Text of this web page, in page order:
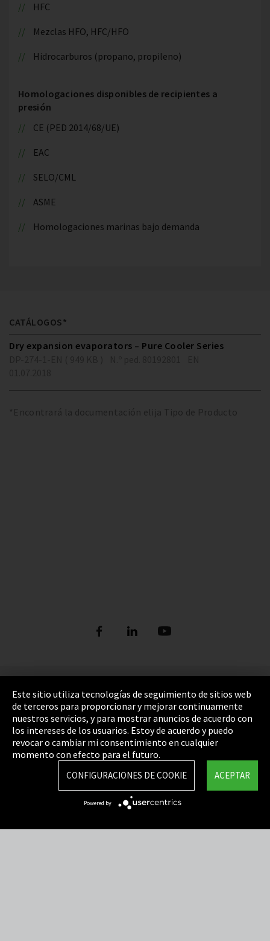
HFC
Mezclas HFO, HFC/HFO
Hidrocarburos (propano, propileno)
Homologaciones disponibles de recipientes a
presión
CE (PED 2014/68/UE)
EAC
SELO/CML
ASME
Homologaciones marinas bajo demanda
CATÁLOGOS*
Dry expansion evaporators – Pure Cooler Series
*Encontrará la documentación elija Tipo de Producto
Pie de imprenta
Política de privacidad
Cookie Settings
Términos y Condiciones
Mapa del sitio
Integrity Line
Este sitio utiliza tecnologías de seguimiento de sitios web
de terceros para proporcionar y mejorar continuamente
nuestros servicios, y para mostrar anuncios de acuerdo con
los intereses de los usuarios. Estoy de acuerdo y puedo
revocar o cambiar mi consentimiento en cualquier
momento con efecto para el futuro.
ACEPTAR
CONFIGURACIONES DE COOKIE
Powered by